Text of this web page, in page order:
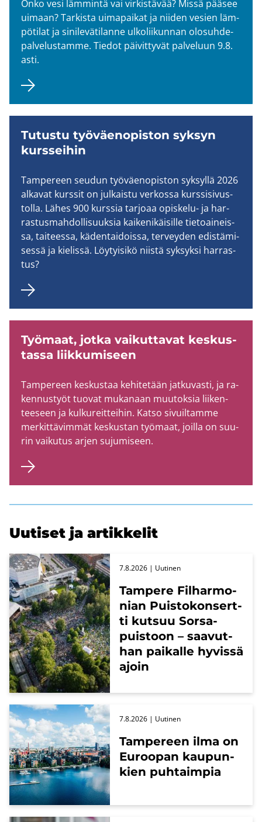
Onko vesi läm­min­tä vai vir­kis­tä­vää? Missä pää­see
ui­maan? Tar­kis­ta ui­ma­pai­kat ja nii­den ve­sien läm­
pö­ti­lat ja si­ni­le­vä­ti­lan­ne ul­ko­lii­kun­nan olo­suh­de­
pal­ve­lus­tam­me. Tie­dot päi­vit­ty­vät pal­ve­luun 9.8.
asti.
Tu­tus­tu työ­väen­opis­ton syk­syn
kurs­sei­hin
Tam­pe­reen seu­dun työ­väen­opis­ton syk­syl­lä 2026
al­ka­vat kurs­sit on jul­kais­tu ver­kos­sa kurs­si­si­vus­
tol­la. Lähes 900 kurs­sia tar­jo­aa opiskelu-​ ja har­
ras­tus­mah­dol­li­suuk­sia kai­ke­ni­käi­sil­le tie­toai­neis­
sa, tai­tees­sa, kä­den­tai­dois­sa, ter­vey­den edis­tä­mi­
ses­sä ja kie­lis­sä. Löy­tyi­si­kö niis­tä syk­syk­si har­ras­
tus?
Työ­maat, jotka vai­kut­ta­vat kes­kus­
tas­sa liik­ku­mi­seen
Tam­pe­reen kes­kus­taa ke­hi­te­tään jat­ku­vas­ti, ja ra­
ken­nus­työt tuo­vat mu­ka­naan muu­tok­sia lii­ken­
tee­seen ja kul­ku­reit­tei­hin. Katso si­vuil­tam­me
mer­kit­tä­vim­mät kes­kus­tan työ­maat, joil­la on suu­
rin vai­ku­tus arjen su­ju­mi­seen.
Uu­ti­set ja ar­tik­ke­lit
Tam­pe­re Fil­har­mo­
nian Puis­to­kon­sert­
ti kut­suu Sors­a­
puis­toon – saa­vut­
han pai­kal­le hy­vis­sä
ajoin
7.8.2026 | Uu­ti­nen
Tam­pe­reen ilma on
Eu­roo­pan kau­pun­
kien puh­taim­pia
7.8.2026 | Uu­ti­nen